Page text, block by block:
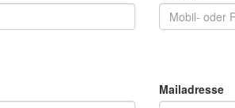
Mailadresse